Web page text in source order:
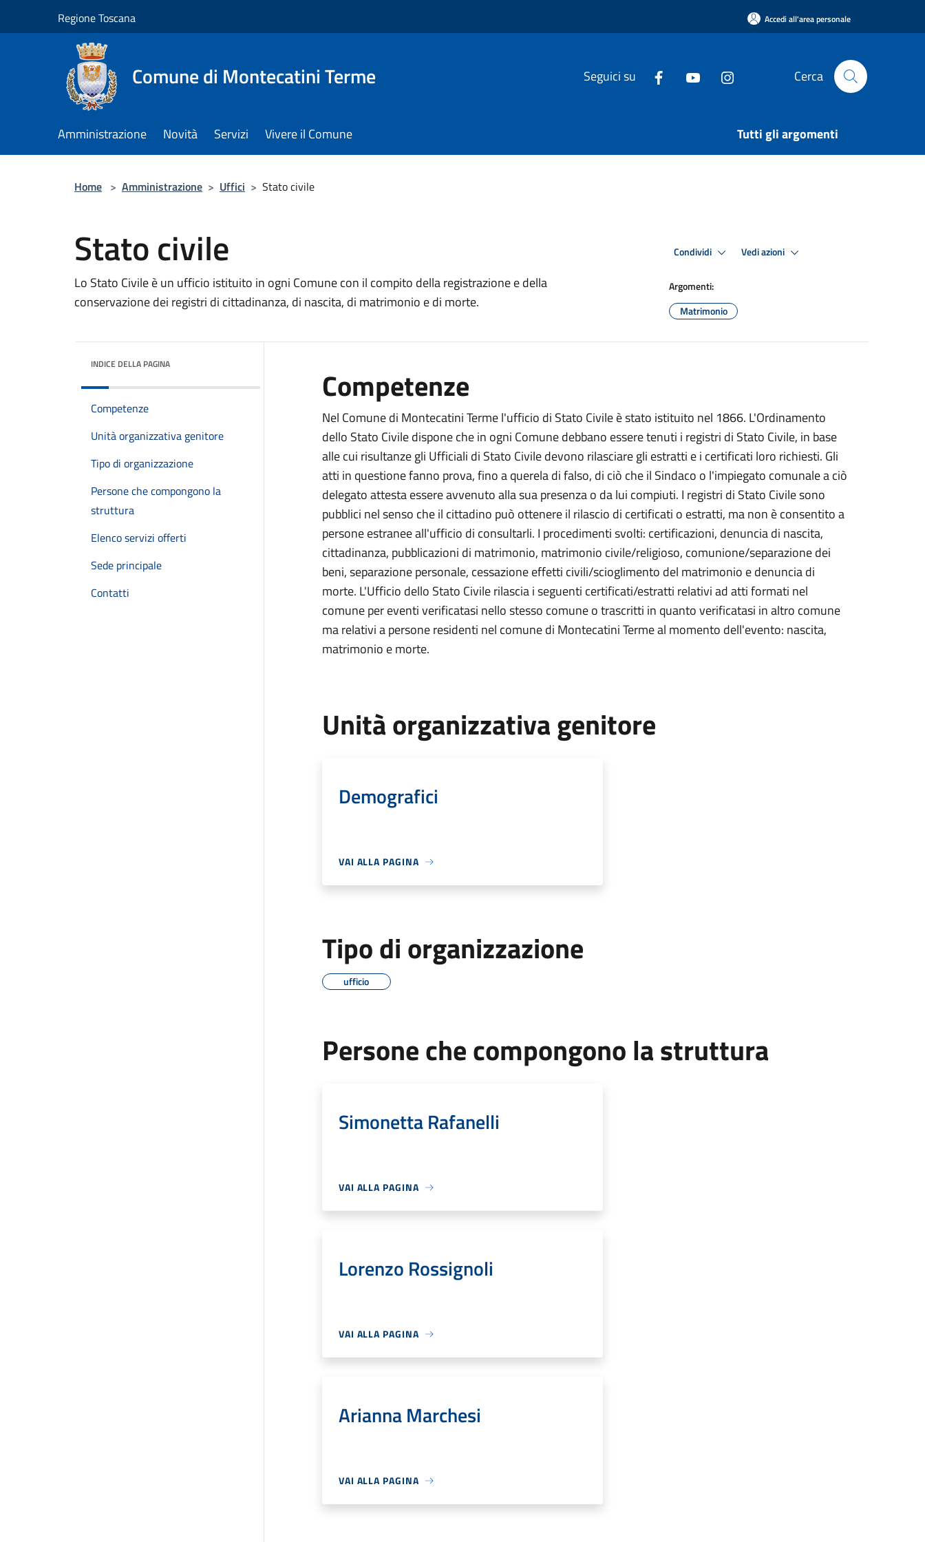
Regione Toscana Accedi all'area personale
Comune di Montecatini Terme Seguici su Cerca
Amministrazione Novità Servizi Vivere il Comune Tutti gli argomenti
Home > Amministrazione > Uffici > Stato civile
Stato civile
Lo Stato Civile è un ufficio istituito in ogni Comune con il compito della registrazione e della
conservazione dei registri di cittadinanza, di nascita, di matrimonio e di morte.
Condividi Vedi azioni
Argomenti:
Matrimonio
INDICE DELLA PAGINA
Competenze
Unità organizzativa genitore
Tipo di organizzazione
Persone che compongono la
struttura
Elenco servizi offerti
Sede principale
Contatti
Competenze
Nel Comune di Montecatini Terme l'ufficio di Stato Civile è stato istituito nel 1866. L'Ordinamento
dello Stato Civile dispone che in ogni Comune debbano essere tenuti i registri di Stato Civile, in base
alle cui risultanze gli Ufficiali di Stato Civile devono rilasciare gli estratti e i certificati loro richiesti. Gli
atti in questione fanno prova, fino a querela di falso, di ciò che il Sindaco o l'impiegato comunale a ciò
delegato attesta essere avvenuto alla sua presenza o da lui compiuti. I registri di Stato Civile sono
pubblici nel senso che il cittadino può ottenere il rilascio di certificati o estratti, ma non è consentito a
persone estranee all'ufficio di consultarli. I procedimenti svolti: certificazioni, denuncia di nascita,
cittadinanza, pubblicazioni di matrimonio, matrimonio civile/religioso, comunione/separazione dei
beni, separazione personale, cessazione effetti civili/scioglimento del matrimonio e denuncia di
morte. L'Ufficio dello Stato Civile rilascia i seguenti certificati/estratti relativi ad atti formati nel
comune per eventi verificatasi nello stesso comune o trascritti in quanto verificatasi in altro comune
ma relativi a persone residenti nel comune di Montecatini Terme al momento dell'evento: nascita,
matrimonio e morte.
Unità organizzativa genitore
Demografici
VAI ALLA PAGINA
Tipo di organizzazione
ufficio
Persone che compongono la struttura
Simonetta Rafanelli
VAI ALLA PAGINA
Lorenzo Rossignoli
VAI ALLA PAGINA
Arianna Marchesi
VAI ALLA PAGINA